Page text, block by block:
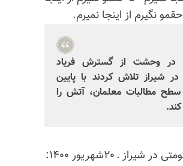
حقمونگیرم از اینجا نمیرم.
در وحشت از گسترش فریاد
شیراز تلاش کردند با پایین
مطالبات معلمان، آتش را
شیراز ـ ۲۰شهریور ۱۴۰۰: